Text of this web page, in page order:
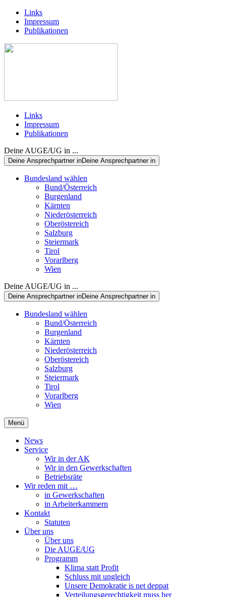
Links
Impressum
Publikationen
Links
Impressum
Publikationen
Deine AUGE/UG in ...
Deine Ansprechpartner inDeine Ansprechpartner in
Bundesland wählen
Bund/Österreich
Burgenland
Kärnten
Niederösterreich
Oberöstereich
Salzburg
Steiermark
Tirol
Vorarlberg
Wien
Deine AUGE/UG in ...
Deine Ansprechpartner inDeine Ansprechpartner in
Bundesland wählen
Bund/Österreich
Burgenland
Kärnten
Niederösterreich
Oberöstereich
Salzburg
Steiermark
Tirol
Vorarlberg
Wien
Menü
News
Service
Wir in der AK
Wir in den Gewerkschaften
Betriebsräte
Wir reden mit …
in Gewerkschaften
in Arbeiterkammern
Kontakt
Statuten
Über uns
Über uns
Die AUGE/UG
Programm
Klima statt Profit
Schluss mit ungleich
Unsere Demokratie is net deppat
Verteilungsgerechtigkeit muss her